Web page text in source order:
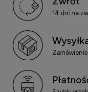
14 dni na